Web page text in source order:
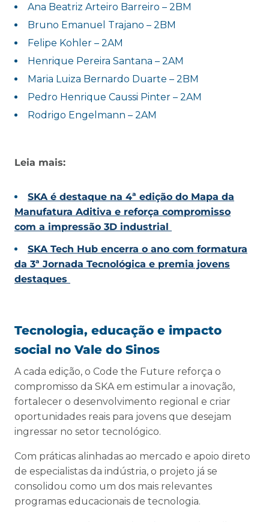
Ana Beatriz Arteiro Barreiro – 2BM
Bruno Emanuel Trajano – 2BM
Felipe Kohler – 2AM
Henrique Pereira Santana – 2AM
Maria Luiza Bernardo Duarte – 2BM
Pedro Henrique Caussi Pinter – 2AM
Rodrigo Engelmann – 2AM
Leia mais:
SKA é destaque na 4ª edição do Mapa da
Manufatura Aditiva e reforça compromisso
com a impressão 3D industrial
SKA Tech Hub encerra o ano com formatura
da 3ª Jornada Tecnológica e premia jovens
destaques
Tecnologia, educação e impacto
social no Vale do Sinos
A cada edição, o Code the Future reforça o
compromisso da SKA em estimular a inovação,
fortalecer o desenvolvimento regional e criar
oportunidades reais para jovens que desejam
ingressar no setor tecnológico.
Com práticas alinhadas ao mercado e apoio direto
de especialistas da indústria, o projeto já se
consolidou como um dos mais relevantes
programas educacionais de tecnologia.